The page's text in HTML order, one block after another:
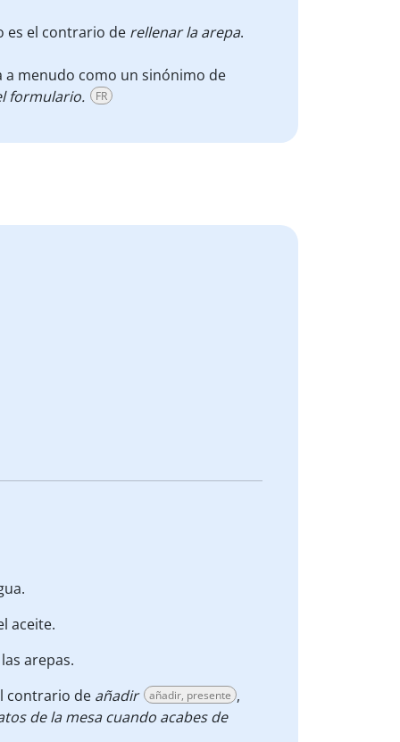
es el contrario de rellenar la arepa.
a menudo como un sinónimo de
formulario. FR
aceite.
las arepas.
contrario de añadir añadir, presente ,
de la mesa cuando acabes de